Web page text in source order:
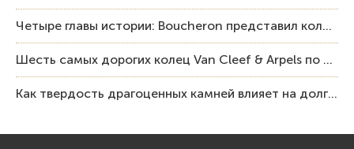
Четыре главы истории: Boucheron представил коллекцию «Nom: Boucheron, Prénom: Frédéric»
Шесть самых дорогих колец Van Cleef & Arpels по итогам аукционов Sotheby’s
Как твердость драгоценных камней влияет на долговечность ювелирных изделий